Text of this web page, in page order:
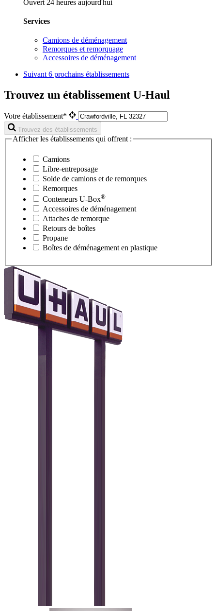
Ouvert 24 heures aujourd'hui
Services
Camions de déménagement
Remorques et remorquage
Accessoires de déménagement
Suivant 6 prochains établissements
Trouvez un établissement U-Haul
Votre établissement*
Trouvez des établissements
Afficher les établissements qui offrent :
Camions
Libre-entreposage
Solde de camions et de remorques
Remorques
Conteneurs U-Box®
Accessoires de déménagement
Attaches de remorque
Retours de boîtes
Propane
Boîtes de déménagement en plastique